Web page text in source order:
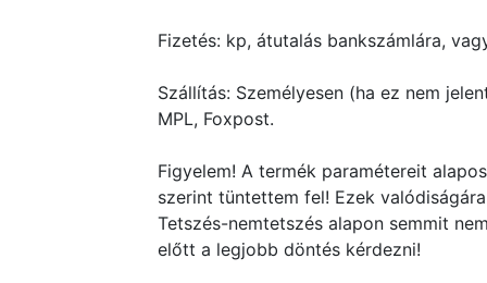
Fizetés: kp, átutalás bankszámlára,
Szállítás: Személyesen (ha ez nem
MPL, Foxpost.
Figyelem! A termék paramétereit
szerint tüntettem fel! Ezek
Tetszés-nemtetszés alapon semmit
előtt a legjobb döntés kérdezni!